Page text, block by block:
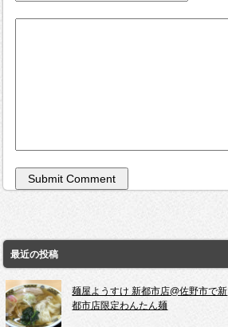
最近の投稿
麺屋ようすけ 新都市店@佐野市で新
都市店限定わんたん麺